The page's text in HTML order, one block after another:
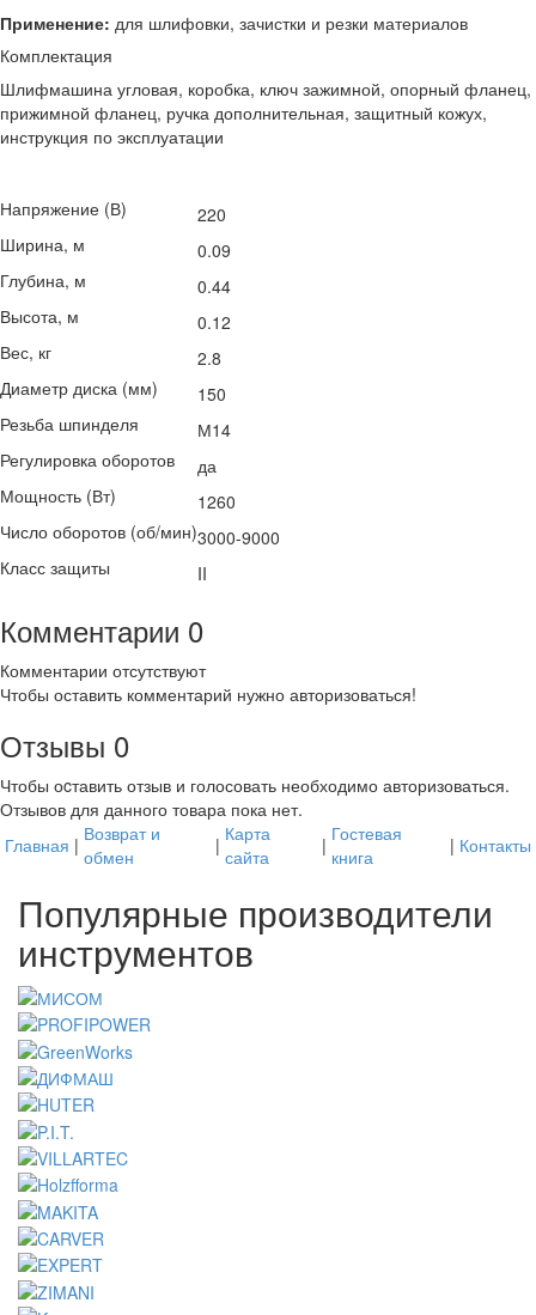
Применение: для шлифовки, зачистки и резки материалов
Комплектация
Шлифмашина угловая, коробка, ключ зажимной, опорный фланец,
прижимной фланец, ручка дополнительная, защитный кожух,
инструкция по эксплуатации
Напряжение (В)
220
Ширина, м
0.09
Глубина, м
0.44
Высота, м
0.12
Вес, кг
2.8
Диаметр диска (мм)
150
Резьба шпинделя
М14
Регулировка оборотов
да
Мощность (Вт)
1260
Число оборотов (об/мин)3000-9000
Класс защиты
II
Комментарии 0
Комментарии отсутствуют
Чтобы оставить комментарий нужно авторизоваться!
Отзывы 0
Чтобы оcтавить отзыв и голосовать необходимо авторизоваться.
Отзывов для данного товара пока нет.
Главная | Возврат и
обмен
| Карта
сайта
| Гостевая
книга
| Контакты
Популярные производители
инструментов